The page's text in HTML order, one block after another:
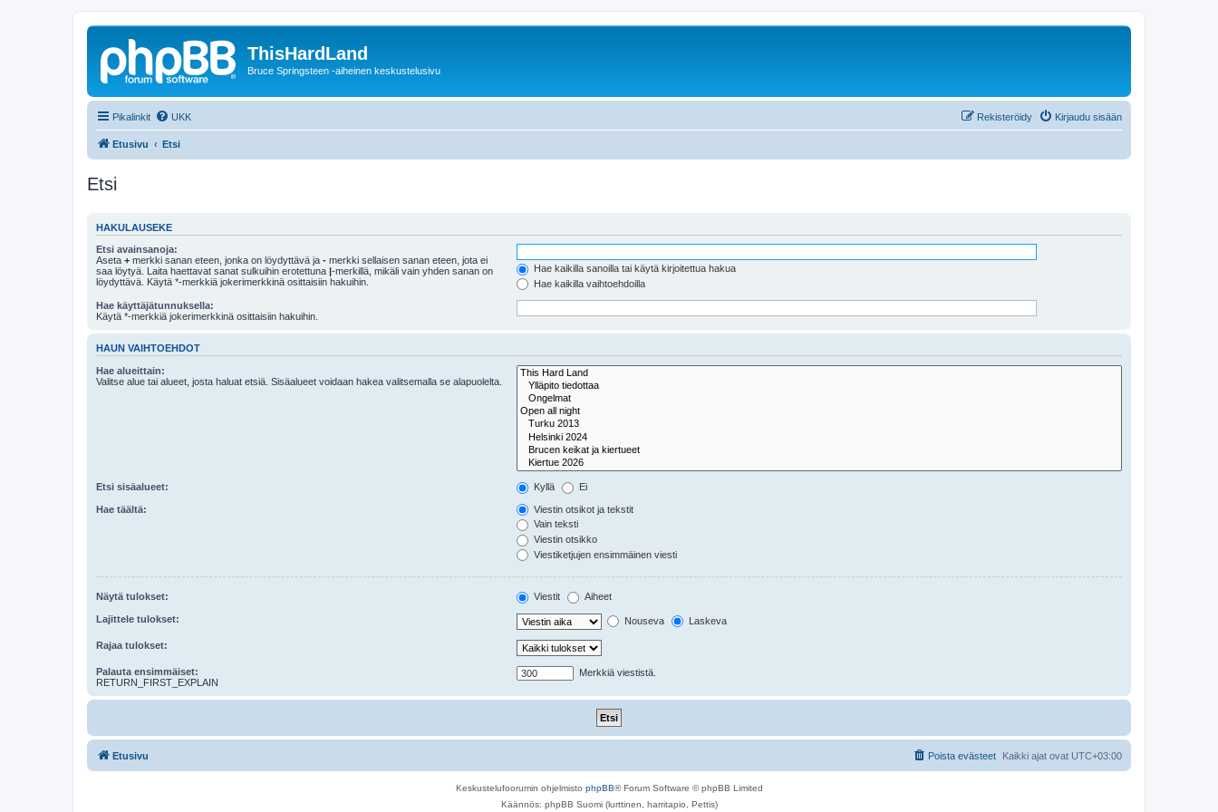
ThisHardLand
Bruce Springsteen -aiheinen keskustelusivu
Pikalinkit UKK Kirjaudu sisään
Rekisteröidy
Etusivu Etsi
Etsi
HAKULAUSEKE
Etsi avainsanoja:
Aseta + merkki sanan eteen, jonka on löydyttävä ja - merkki sellaisen sanan eteen, jota ei
saa löytyä. Laita haettavat sanat sulkuihin erotettuna |-merkillä, mikäli vain yhden sanan on
löydyttävä. Käytä *-merkkiä jokerimerkkinä osittaisiin hakuihin.
Hae kaikilla sanoilla tai käytä kirjoitettua hakua
Hae kaikilla vaihtoehdoilla
Hae käyttäjätunnuksella:
Käytä *-merkkiä jokerimerkkinä osittaisiin hakuihin.
HAUN VAIHTOEHDOT
Hae alueittain:
Valitse alue tai alueet, josta haluat etsiä. Sisäalueet voidaan hakea valitsemalla se alapuolelta.
Etsi sisäalueet: Kyllä Ei
Hae täältä:
Viestin otsikot ja tekstit
Vain teksti
Viestin otsikko
Viestiketjujen ensimmäinen viesti
Näytä tulokset: Viestit Aiheet
Lajittele tulokset: Nouseva Laskeva
Rajaa tulokset:
Palauta ensimmäiset:
RETURN_FIRST_EXPLAIN
Merkkiä viestistä.
Etusivu Kaikki ajat ovat UTC+03:00
Poista evästeet
Keskustelufoorumin ohjelmisto phpBB® Forum Software © phpBB Limited
Käännös: phpBB Suomi (lurttinen, harritapio, Pettis)